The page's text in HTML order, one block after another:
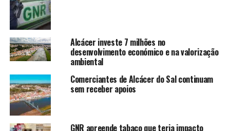
Alcácer investe 7 milhões no
desenvolvimento económico e na valorização
ambiental
Comerciantes de Alcácer do Sal continuam
sem receber apoios
GNR apreende tabaco que teria impacto